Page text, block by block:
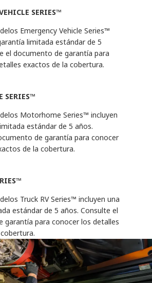
Años de
2 $2,973
SERIES™
Emergency Vehicle Series™
limitada estándar de 5
el documento de garantía para
exactos de la cobertura.
SERIES™
Motorhome Series™ incluyen
estándar de 5 años.
de garantía para conocer
de la cobertura.
Truck RV Series™ incluyen una
estándar de 5 años. Consulte el
garantía para conocer los detalles